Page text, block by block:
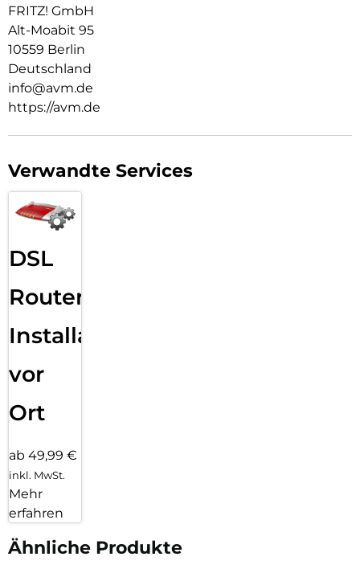
FRITZ! GmbH
Alt-Moabit 95
10559 Berlin
Deutschland
info@avm.de
https://avm.de
Verwandte Services
DSL
Router
Installation
vor
Ort
ab 49,99 €
inkl. MwSt.
Mehr
erfahren
Ähnliche Produkte